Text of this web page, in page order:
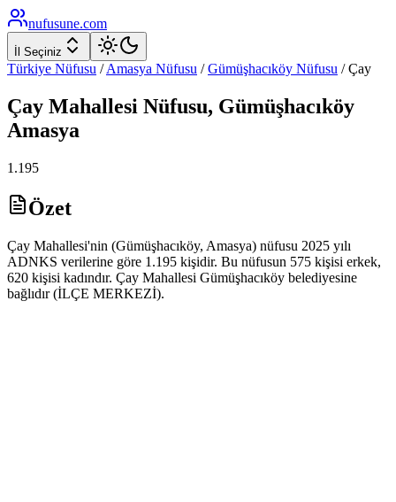
nufusune.com
İl Seçiniz
Türkiye Nüfusu / Amasya Nüfusu / Gümüşhacıköy Nüfusu /Çay
Çay Mahallesi Nüfusu, Gümüşhacıköy
Amasya
1.195
Özet
Çay Mahallesi'nin (Gümüşhacıköy, Amasya) nüfusu 2025 yılı
ADNKS verilerine göre 1.195 kişidir. Bu nüfusun 575 kişisi erkek,
620 kişisi kadındır. Çay Mahallesi Gümüşhacıköy belediyesine
bağlıdır (İLÇE MERKEZİ).